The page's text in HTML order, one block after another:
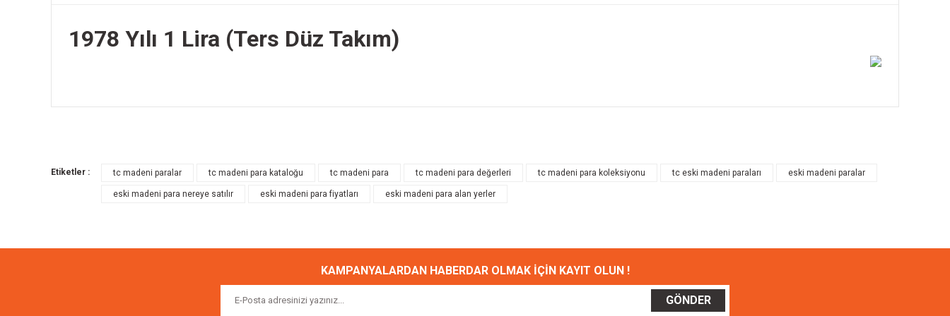
1978 Yılı 1 Lira (Ters Düz Takım)
Yorum Yaz
Ürün resmi kalitesiz, bozuk veya görüntülenemiyor.
Ürün açıklamasında eksik bilgiler bulunuyor.
Etiketler : tc madeni paralar tc madeni para kataloğu tc madeni para tc madeni para değerleri tc madeni para koleksiyonu tc eski madeni paraları eski madeni paralar
eski madeni para nereye satılır eski madeni para fiyatları eski madeni para alan yerler
KAMPANYALARDAN HABERDAR OLMAK İÇİN KAYIT OLUN !
GÖNDER